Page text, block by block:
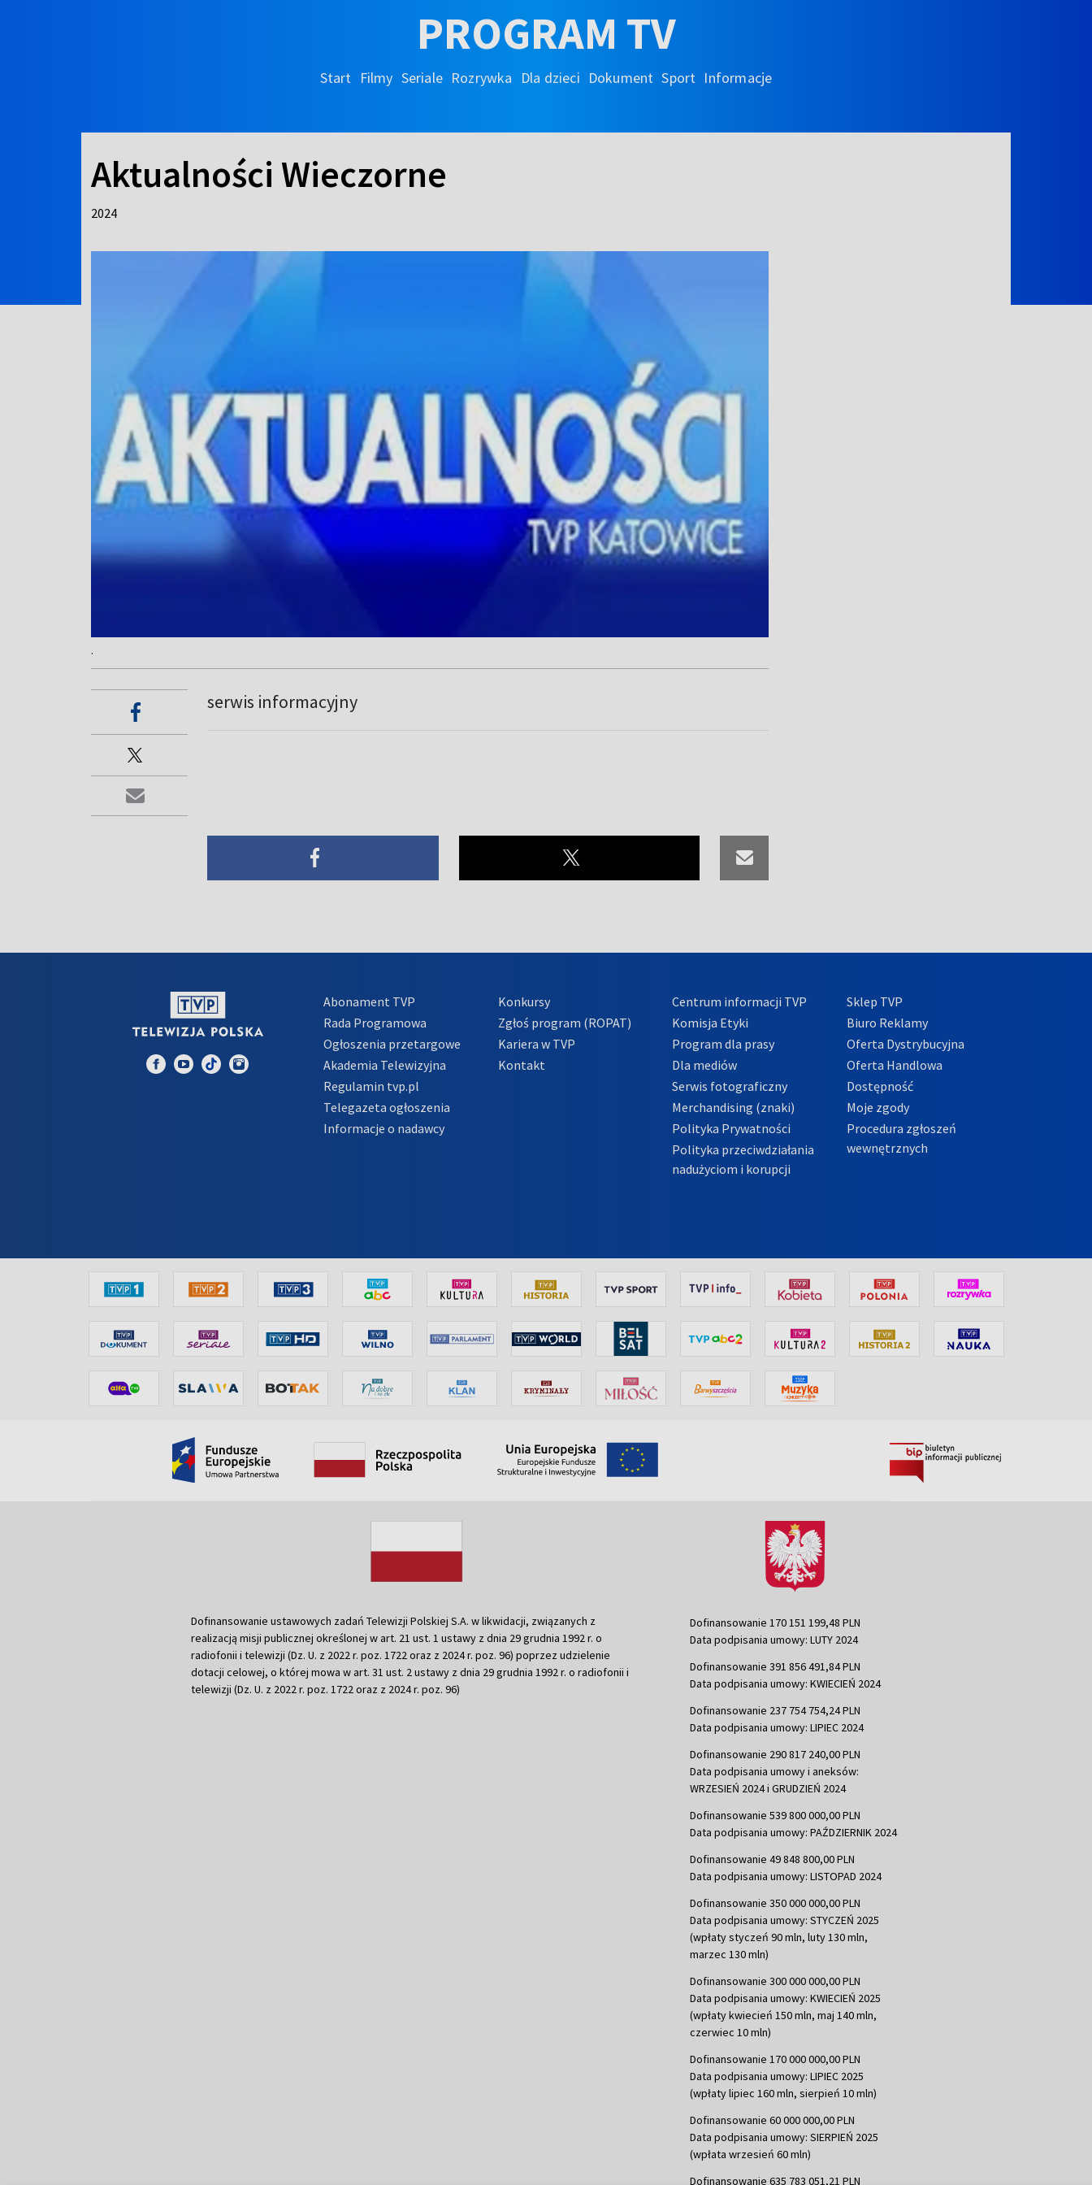
PROGRAM TV
Start Filmy Seriale Rozrywka Dla dzieci Dokument Sport Informacje
Aktualności Wieczorne
2024
.
serwis informacyjny
Abonament TVP
Rada Programowa
Ogłoszenia przetargowe
Akademia Telewizyjna
Regulamin tvp.pl
Telegazeta ogłoszenia
Informacje o nadawcy
Konkursy
Zgłoś program (ROPAT)
Kariera w TVP
Kontakt
Centrum informacji TVP
Komisja Etyki
Program dla prasy
Dla mediów
Serwis fotograficzny
Merchandising (znaki)
Polityka Prywatności
Polityka przeciwdziałania
nadużyciom i korupcji
Sklep TVP
Biuro Reklamy
Oferta Dystrybucyjna
Oferta Handlowa
Dostępność
Moje zgody
Procedura zgłoszeń
wewnętrznych
Dofinansowanie ustawowych zadań Telewizji Polskiej S.A. w likwidacji, związanych z
realizacją misji publicznej określonej w art. 21 ust. 1 ustawy z dnia 29 grudnia 1992 r. o
radiofonii i telewizji (Dz. U. z 2022 r. poz. 1722 oraz z 2024 r. poz. 96) poprzez udzielenie
dotacji celowej, o której mowa w art. 31 ust. 2 ustawy z dnia 29 grudnia 1992 r. o radiofonii i
telewizji (Dz. U. z 2022 r. poz. 1722 oraz z 2024 r. poz. 96)
Dofinansowanie 170 151 199,48 PLN
Data podpisania umowy: LUTY 2024
Dofinansowanie 391 856 491,84 PLN
Data podpisania umowy: KWIECIEŃ 2024
Dofinansowanie 237 754 754,24 PLN
Data podpisania umowy: LIPIEC 2024
Dofinansowanie 290 817 240,00 PLN
Data podpisania umowy i aneksów:
WRZESIEŃ 2024 i GRUDZIEŃ 2024
Dofinansowanie 539 800 000,00 PLN
Data podpisania umowy: PAŹDZIERNIK 2024
Dofinansowanie 49 848 800,00 PLN
Data podpisania umowy: LISTOPAD 2024
Dofinansowanie 350 000 000,00 PLN
Data podpisania umowy: STYCZEŃ 2025
(wpłaty styczeń 90 mln, luty 130 mln,
marzec 130 mln)
Dofinansowanie 300 000 000,00 PLN
Data podpisania umowy: KWIECIEŃ 2025
(wpłaty kwiecień 150 mln, maj 140 mln,
czerwiec 10 mln)
Dofinansowanie 170 000 000,00 PLN
Data podpisania umowy: LIPIEC 2025
(wpłaty lipiec 160 mln, sierpień 10 mln)
Dofinansowanie 60 000 000,00 PLN
Data podpisania umowy: SIERPIEŃ 2025
(wpłata wrzesień 60 mln)
Dofinansowanie 635 783 051,21 PLN